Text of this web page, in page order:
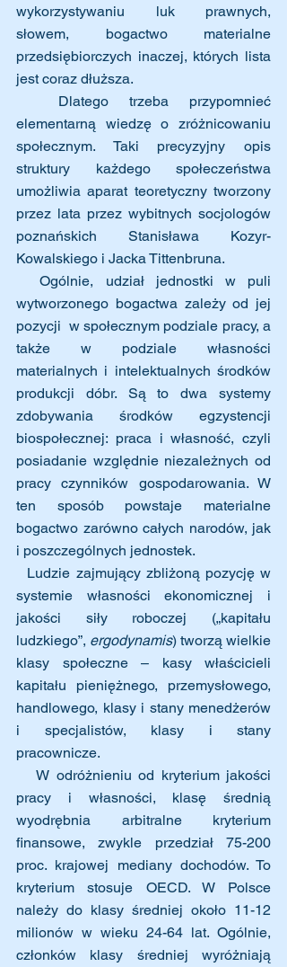
wykorzystywaniu luk prawnych,
słowem, bogactwo materialne
przedsiębiorczych inaczej, których lista
jest coraz dłuższa.
elementarną wiedzę o zróżnicowaniu
społecznym. Taki precyzyjny opis
struktury każdego społeczeństwa
umożliwia aparat teoretyczny tworzony
przez lata przez wybitnych socjologów
poznańskich Stanisława Kozyr-
Kowalskiego i Jacka Tittenbruna.
  Ogólnie, udział jednostki w puli
wytworzonego bogactwa zależy od jej
pozycji  w społecznym podziale pracy, a
także w podziale własności
materialnych i intelektualnych środków
produkcji dóbr. Są to dwa systemy
zdobywania środków egzystencji
biospołecznej: praca i własność, czyli
posiadanie względnie niezależnych od
pracy czynników gospodarowania. W
ten sposób powstaje materialne
bogactwo zarówno całych narodów, jak
i poszczególnych jednostek.
systemie własności ekonomicznej i
jakości siły roboczej („kapitału
ludzkiego”, ergodynamis) tworzą wielkie
klasy społeczne – kasy właścicieli
kapitału pieniężnego, przemysłowego,
handlowego, klasy i stany menedżerów
i specjalistów, klasy i stany
pracownicze.
   W odróżnieniu od kryterium jakości
pracy i własności, klasę średnią
wyodrębnia arbitralne kryterium
finansowe, zwykle przedział 75-200
proc. krajowej mediany dochodów. To
kryterium stosuje OECD. W Polsce
należy do klasy średniej około 11-12
milionów w wieku 24-64 lat. Ogólnie,
członków klasy średniej wyróżniają